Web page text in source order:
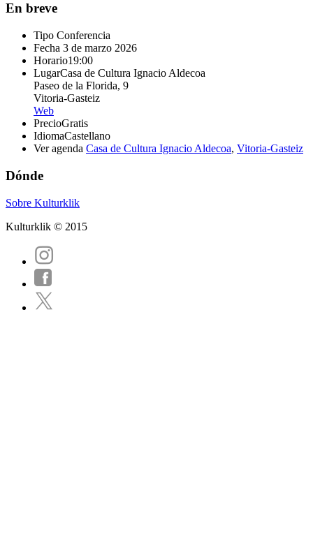
En breve
Tipo Conferencia
Fecha 3 de marzo 2026
Horario19:00
LugarCasa de Cultura Ignacio Aldecoa
Paseo de la Florida, 9
Vitoria-Gasteiz
Web
PrecioGratis
IdiomaCastellano
Ver agenda Casa de Cultura Ignacio Aldecoa, Vitoria-Gasteiz
Dónde
Sobre Kulturklik
Kulturklik © 2015